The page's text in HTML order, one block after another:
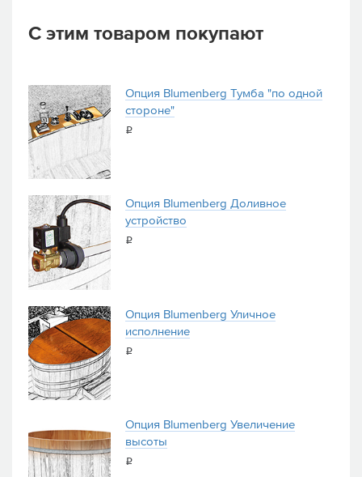
С этим товаром покупают
Опция Blumenberg Тумба "по одной
стороне"
i
Опция Blumenberg Доливное
устройство
i
Опция Blumenberg Уличное
исполнение
i
Опция Blumenberg Увеличение
высоты
i